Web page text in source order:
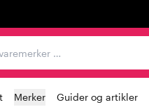
varemerker …
Merker Guider og artikler